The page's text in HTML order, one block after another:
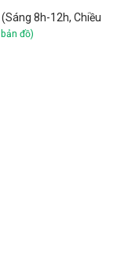
8h-12h, Chiều
đồ)